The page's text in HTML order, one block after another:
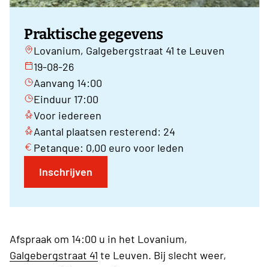
Praktische gegevens
Lovanium, Galgebergstraat 41 te Leuven
19-08-26
Aanvang 14:00
Einduur 17:00
Voor iedereen
Aantal plaatsen resterend: 24
Petanque: 0,00 euro voor leden
Inschrijven
Afspraak om 14:00 u in het Lovanium,
Galgebergstraat 41 te Leuven. Bij slecht weer,